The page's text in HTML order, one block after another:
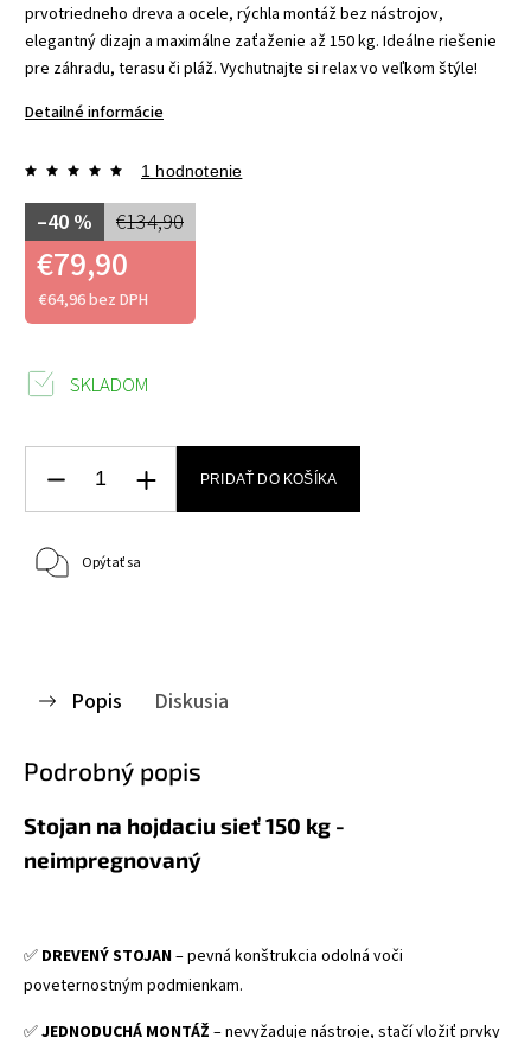
prvotriedneho dreva a ocele, rýchla montáž bez nástrojov,
elegantný dizajn a maximálne zaťaženie až 150 kg. Ideálne riešenie
pre záhradu, terasu či pláž. Vychutnajte si relax vo veľkom štýle!
Detailné informácie
1 hodnotenie
€134,90
–40 %
€79,90
€64,96 bez DPH
SKLADOM
PRIDAŤ DO KOŠÍKA
Opýtať sa
Popis Diskusia
Podrobný popis
Stojan na hojdaciu sieť 150 kg -
neimpregnovaný
✅ DREVENÝ STOJAN– pevná konštrukcia odolná voči
poveternostným podmienkam.
✅JEDNODUCHÁ MONTÁŽ – nevyžaduje nástroje, stačí vložiť prvky